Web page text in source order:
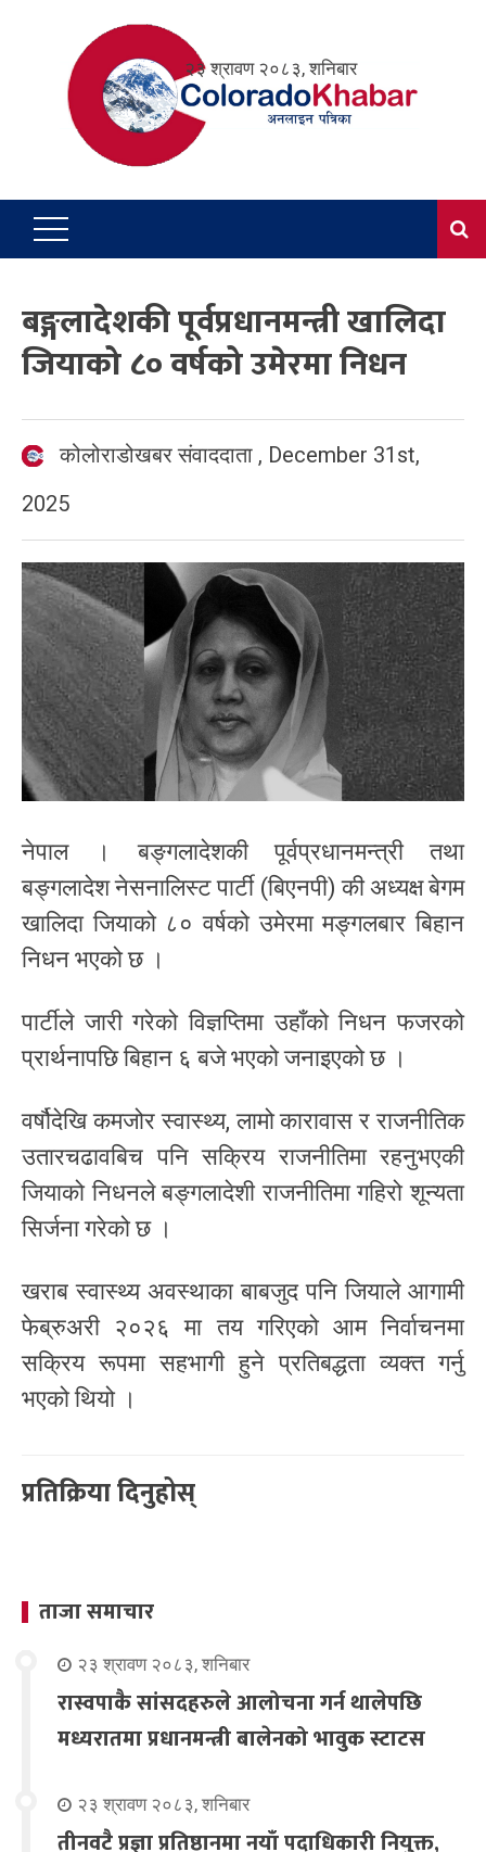
२३ श्रावण २०८३, शनिबार
बङ्गलादेशकी पूर्वप्रधानमन्त्री खालिदा
जियाको ८० वर्षको उमेरमा निधन
कोलोराडोखबर संवाददाता , December 31st,
2025
नेपाल । बङ्गलादेशकी पूर्वप्रधानमन्त्री तथा
बङ्गलादेश नेसनालिस्ट पार्टी (बिएनपी) की अध्यक्ष बेगम
खालिदा जियाको ८० वर्षको उमेरमा मङ्गलबार बिहान
निधन भएको छ ।
पार्टीले जारी गरेको विज्ञप्तिमा उहाँको निधन फजरको
प्रार्थनापछि बिहान ६ बजे भएको जनाइएको छ ।
वर्षौदेखि कमजोर स्वास्थ्य, लामो कारावास र राजनीतिक
उतारचढावबिच पनि सक्रिय राजनीतिमा रहनुभएकी
जियाको निधनले बङ्गलादेशी राजनीतिमा गहिरो शून्यता
सिर्जना गरेको छ ।
खराब स्वास्थ्य अवस्थाका बाबजुद पनि जियाले आगामी
फेब्रुअरी २०२६ मा तय गरिएको आम निर्वाचनमा
सक्रिय रूपमा सहभागी हुने प्रतिबद्धता व्यक्त गर्नु
भएको थियो ।
प्रतिक्रिया दिनुहोस्
ताजा समाचार
२३ श्रावण २०८३, शनिबार
रास्वपाकै सांसदहरुले आलोचना गर्न थालेपछि
मध्यरातमा प्रधानमन्त्री बालेनको भावुक स्टाटस
२३ श्रावण २०८३, शनिबार
तीनवटै प्रज्ञा प्रतिष्ठानमा नयाँ पदाधिकारी नियुक्त,